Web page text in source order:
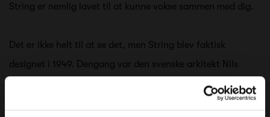
String er nemlig lavet til at kunne vokse sammen med dig.
Det er ikke helt til at se det, men String blev faktisk
designet i 1949. Dengang var den svenske arkitekt Nils
String, der designede reolen, men siden er der kommet flere